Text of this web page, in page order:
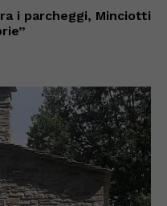
i parcheggi, Minciotti